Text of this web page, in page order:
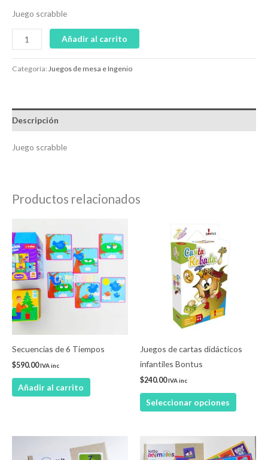
Juego scrabble
Añadir al carrito
Categoría:Juegos de mesa e Ingenio
Descripción
Juego scrabble
Productos relacionados
Secuencias de 6 Tiempos
$590.00IVA inc
Añadir al carrito
Juegos de cartas didácticos
infantiles Bontus
$240.00IVA inc
Seleccionar opciones